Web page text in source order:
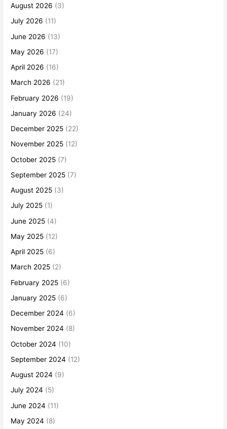
August 2026 (3)
July 2026 (11)
June 2026 (13)
May 2026 (17)
April 2026 (16)
March 2026 (21)
February 2026 (19)
January 2026 (24)
December 2025 (22)
November 2025 (12)
October 2025 (7)
September 2025 (7)
August 2025 (3)
July 2025 (1)
June 2025 (4)
May 2025 (12)
April 2025 (6)
March 2025 (2)
February 2025 (6)
January 2025 (6)
December 2024 (6)
November 2024 (8)
October 2024 (10)
September 2024 (12)
August 2024 (9)
July 2024 (5)
June 2024 (11)
May 2024 (8)